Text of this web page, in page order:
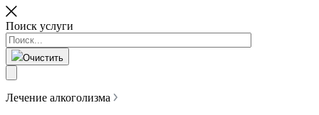
Поиск услуги
Очистить
Лечение алкоголизма